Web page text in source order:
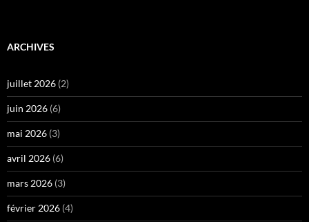
ARCHIVES
juillet 2026 (2)
juin 2026 (6)
mai 2026 (3)
avril 2026 (6)
mars 2026 (3)
février 2026 (4)